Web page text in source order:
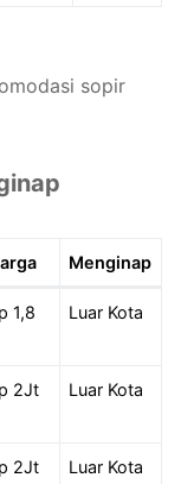
sopir
Menginap
1,8 Luar Kota
2Jt Luar Kota
2Jt Luar Kota